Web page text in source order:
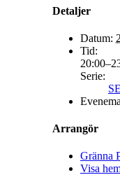
Detaljer
Datum:
Tid:
Serie:
Arrangör
Gränna
Visa